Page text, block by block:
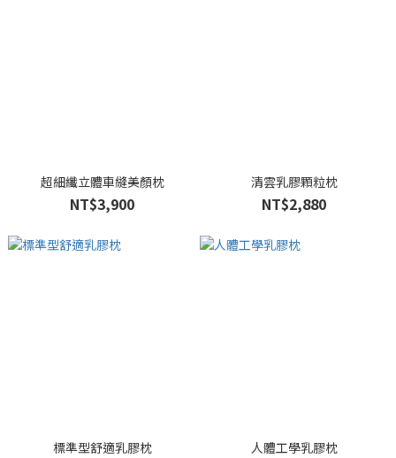
超細纖立體車縫美顏枕
NT$3,900
清雲乳膠顆粒枕
NT$2,880
標準型舒適乳膠枕 人體工學乳膠枕